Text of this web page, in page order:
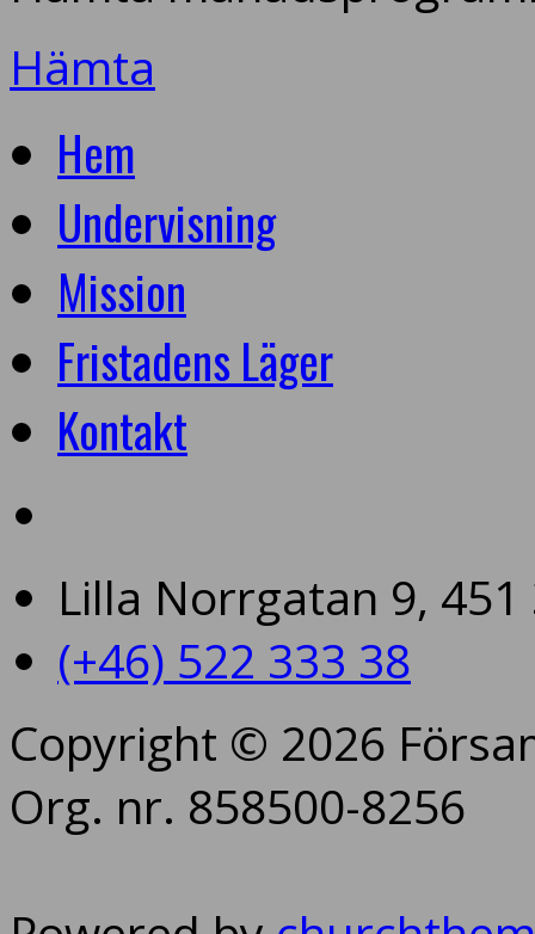
Hämta
Hem
Undervisning
Mission
Fristadens Läger
Kontakt
Lilla Norrgatan 9, 451
(+46) 522 333 38
Copyright © 2026
Org. nr. 858500-8256